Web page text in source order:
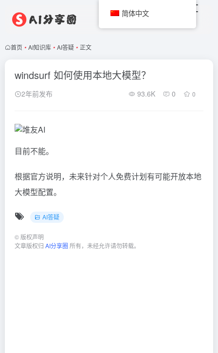
首页 • AI知识库 • AI答疑 • 正文
windsurf 如何使用本地大模型？
2年前发布 93.6K 0 0
目前不能。
根据官方说明，未来针对个人免费计划有可能开放本地
大模型配置。
AI答疑
© 版权声明
文章版权归 AI分享圈 所有，未经允许请勿转载。
简体中文